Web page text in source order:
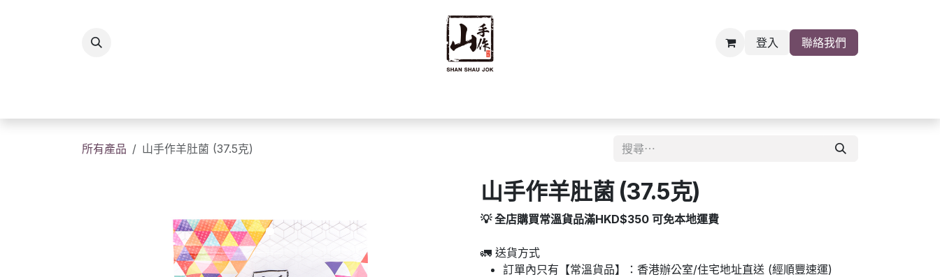
登入 聯絡我們
所有產品 山手作羊肚菌 (37.5克)
山手作羊肚菌 (37.5克)
💡 全店購買常溫貨品滿HKD$350 可免本地運費
🚛 送貨方式
訂單內只有【常溫貨品】：香港辦公室/住宅地址直送 (經順豐速運)